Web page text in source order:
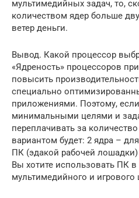
мультимедийных задач, то,
количеством ядер больше
ветер деньги.
Вывод. Какой процессор
«Ядреность» процессоров
повысить
специально
приложениями. Поэтому,
минимальными целями и
переплачивать за
вариантом будет: 2 ядра –
ПК (эдакой рабочей
Вы хотите использовать ПК в
мультимедийного и игрового